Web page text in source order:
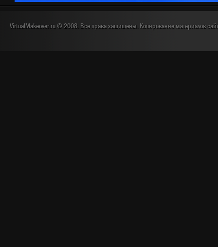
VirtualMakeover.ru © 2008. Все права защищены. Копирование материалов